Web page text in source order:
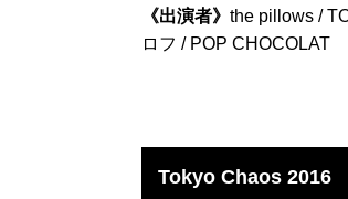
《出演者》 the pillows /
ロフ / POP CHOCOLAT
Tokyo Chaos 2016